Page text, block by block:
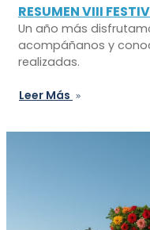
RESUMEN VIII
Un año más
acompáñanos y
realizadas.
Leer Más